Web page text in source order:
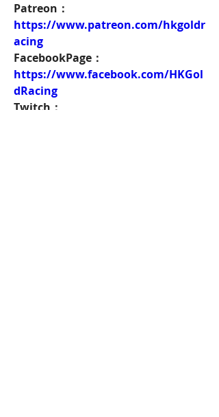
Patreon：
https://www.patreon.com/hkgoldr
acing
FacebookPage：
https://www.facebook.com/HKGol
dRacing
Twitch：